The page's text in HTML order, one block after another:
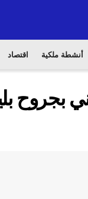
أنشطة ملكية اقتصاد